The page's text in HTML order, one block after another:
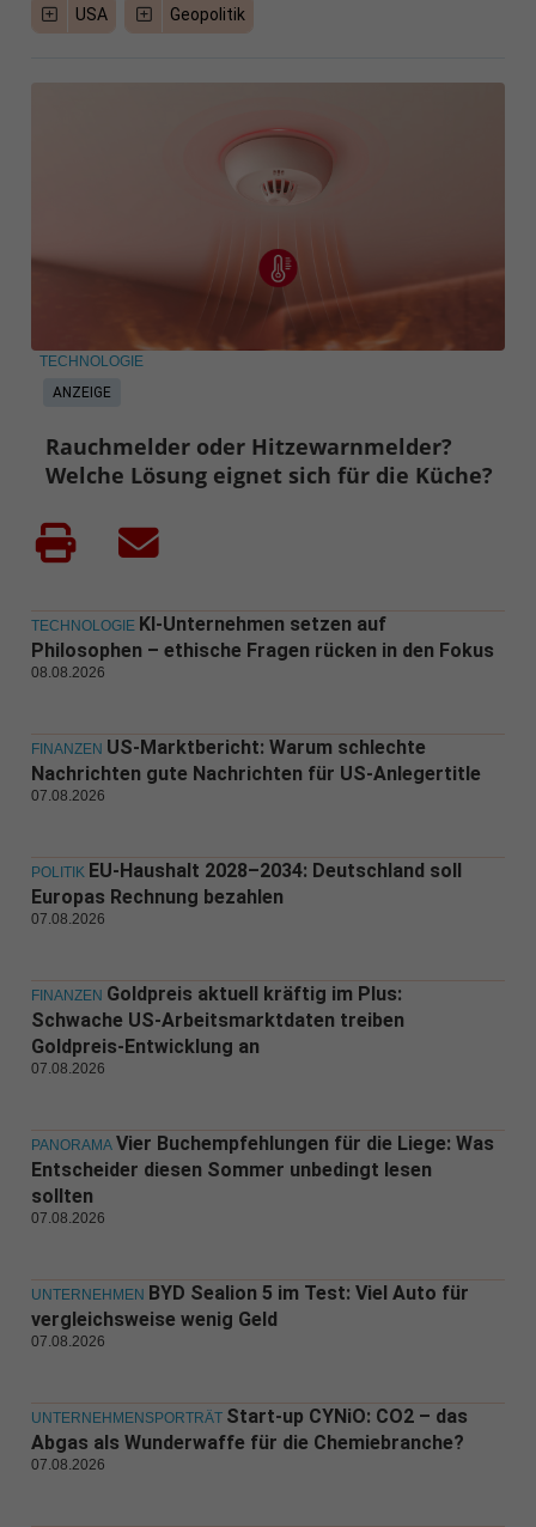
USA Geopolitik
ANZEIGE
TECHNOLOGIE
Rauchmelder oder Hitzewarnmelder?
Welche Lösung eignet sich für die Küche?
TECHNOLOGIE KI-Unternehmen setzen auf
Philosophen – ethische Fragen rücken in den Fokus
08.08.2026
FINANZEN US-Marktbericht: Warum schlechte
Nachrichten gute Nachrichten für US-Anlegertitle
07.08.2026
POLITIK EU-Haushalt 2028–2034: Deutschland soll
Europas Rechnung bezahlen
07.08.2026
FINANZEN Goldpreis aktuell kräftig im Plus:
Schwache US-Arbeitsmarktdaten treiben
Goldpreis-Entwicklung an
07.08.2026
PANORAMA Vier Buchempfehlungen für die Liege: Was
Entscheider diesen Sommer unbedingt lesen
sollten
07.08.2026
UNTERNEHMEN BYD Sealion 5 im Test: Viel Auto für
vergleichsweise wenig Geld
07.08.2026
UNTERNEHMENSPORTRÄT Start-up CYNiO: CO2 – das
Abgas als Wunderwaffe für die Chemiebranche?
07.08.2026